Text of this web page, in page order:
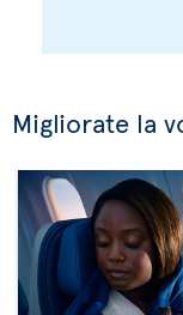
Migliorate la